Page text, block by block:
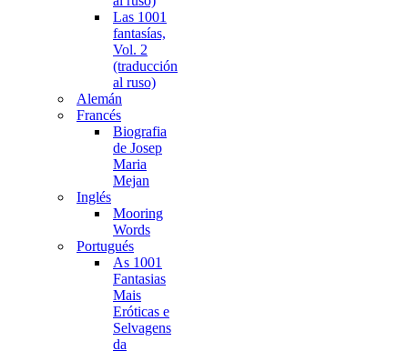
Las 1001
fantasías,
Vol. 2
(traducción
al ruso)
Alemán
Francés
Biografia
de Josep
Maria
Mejan
Inglés
Mooring
Words
Portugués
As 1001
Fantasias
Mais
Eróticas e
Selvagens
da